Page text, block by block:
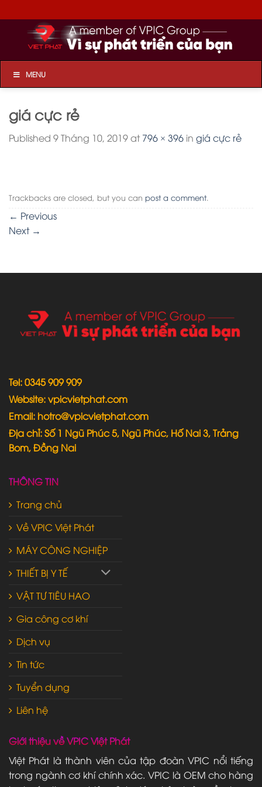
to
content
MENU
giá cực rẻ
Published 9 Tháng 10, 2019at796 × 396 in giá cực rẻ
Trackbacks are closed, but you can post a comment.
← Previous
Next →
Tel: 0345 909 909
Website: vpicvietphat.com
Email: hotro@vpicvietphat.com
Địa chỉ: Số 1 Ngũ Phúc 5, Ngũ Phúc, Hố Nai 3, Trảng
Bom, Đồng Nai
THÔNG TIN
Trang chủ
Về VPIC Việt Phát
MÁY CÔNG NGHIỆP
THIẾT BỊ Y TẾ
VẬT TƯ TIÊU HAO
Gia công cơ khí
Dịch vụ
Tin tức
Tuyển dụng
Liên hệ
Giới thiệu về VPIC Việt Phát
Việt Phát là thành viên của tập đoàn VPIC nổi tiếng
trong ngành cơ khí chính xác. VPIC là OEM cho hàng